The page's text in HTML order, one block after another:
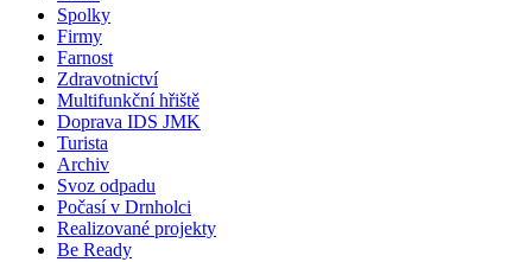
Spolky
Firmy
Farnost
Zdravotnictví
Multifunkční hřiště
Doprava IDS JMK
Turista
Archiv
Svoz odpadu
Počasí v Drnholci
Realizované projekty
Be Ready